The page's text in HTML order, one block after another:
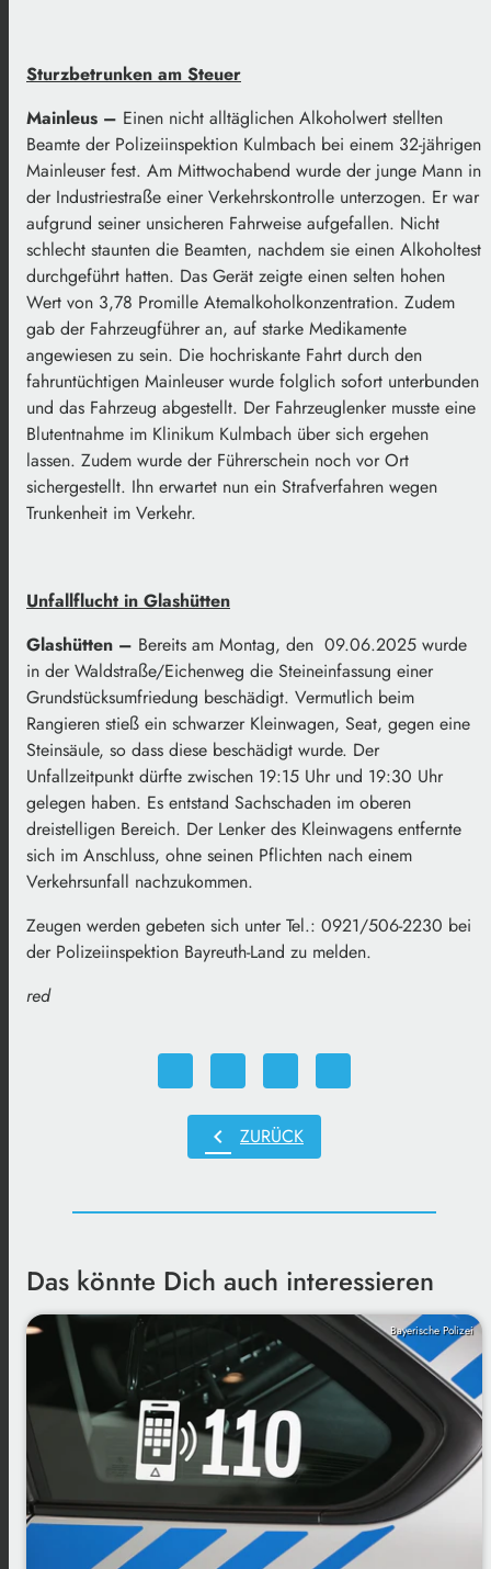
Sturzbetrunken am Steuer
Mainleus – Einen nicht alltäglichen Alkoholwert stellten
Beamte der Polizeiinspektion Kulmbach bei einem 32-jährigen
Mainleuser fest. Am Mittwochabend wurde der junge Mann in
der Industriestraße einer Verkehrskontrolle unterzogen. Er war
aufgrund seiner unsicheren Fahrweise aufgefallen. Nicht
schlecht staunten die Beamten, nachdem sie einen Alkoholtest
durchgeführt hatten. Das Gerät zeigte einen selten hohen
Wert von 3,78 Promille Atemalkoholkonzentration. Zudem
gab der Fahrzeugführer an, auf starke Medikamente
angewiesen zu sein. Die hochriskante Fahrt durch den
fahruntüchtigen Mainleuser wurde folglich sofort unterbunden
und das Fahrzeug abgestellt. Der Fahrzeuglenker musste eine
Blutentnahme im Klinikum Kulmbach über sich ergehen
lassen. Zudem wurde der Führerschein noch vor Ort
sichergestellt. Ihn erwartet nun ein Strafverfahren wegen
Trunkenheit im Verkehr.
Unfallflucht in Glashütten
Glashütten – Bereits am Montag, den 09.06.2025 wurde
in der Waldstraße/Eichenweg die Steineinfassung einer
Grundstücksumfriedung beschädigt. Vermutlich beim
Rangieren stieß ein schwarzer Kleinwagen, Seat, gegen eine
Steinsäule, so dass diese beschädigt wurde. Der
Unfallzeitpunkt dürfte zwischen 19:15 Uhr und 19:30 Uhr
gelegen haben. Es entstand Sachschaden im oberen
dreistelligen Bereich. Der Lenker des Kleinwagens entfernte
sich im Anschluss, ohne seinen Pflichten nach einem
Verkehrsunfall nachzukommen.
Zeugen werden gebeten sich unter Tel.: 0921/506-2230 bei
der Polizeiinspektion Bayreuth-Land zu melden.
red
chevron_left ZURÜCK
Das könnte Dich auch interessieren
Bayerische Polizei